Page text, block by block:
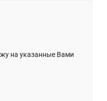
на указанные Вами